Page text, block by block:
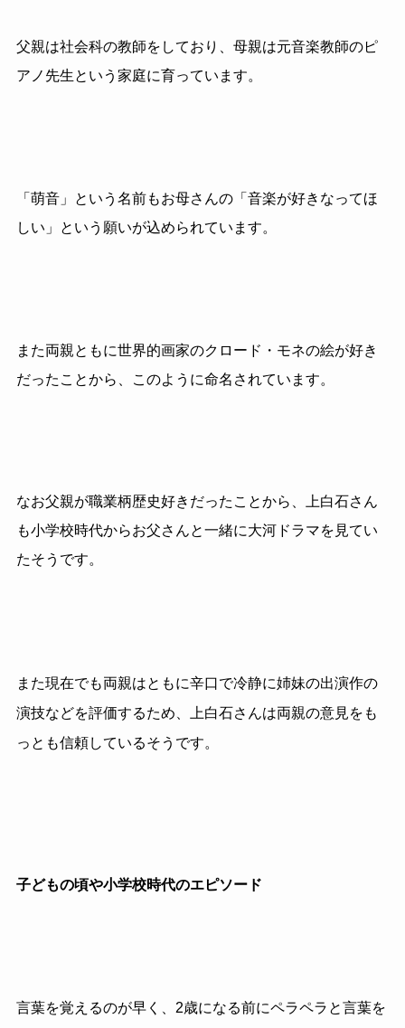
父親は社会科の教師をしており、母親は元音楽教師のピ
アノ先生という家庭に育っています。
「萌音」という名前もお母さんの「音楽が好きなってほ
しい」という願いが込められています。
また両親ともに世界的画家のクロード・モネの絵が好き
だったことから、このように命名されています。
なお父親が職業柄歴史好きだったことから、上白石さん
も小学校時代からお父さんと一緒に大河ドラマを見てい
たそうです。
また現在でも両親はともに辛口で冷静に姉妹の出演作の
演技などを評価するため、上白石さんは両親の意見をも
っとも信頼しているそうです。
子どもの頃や小学校時代のエピソード
言葉を覚えるのが早く、2歳になる前にペラペラと言葉を